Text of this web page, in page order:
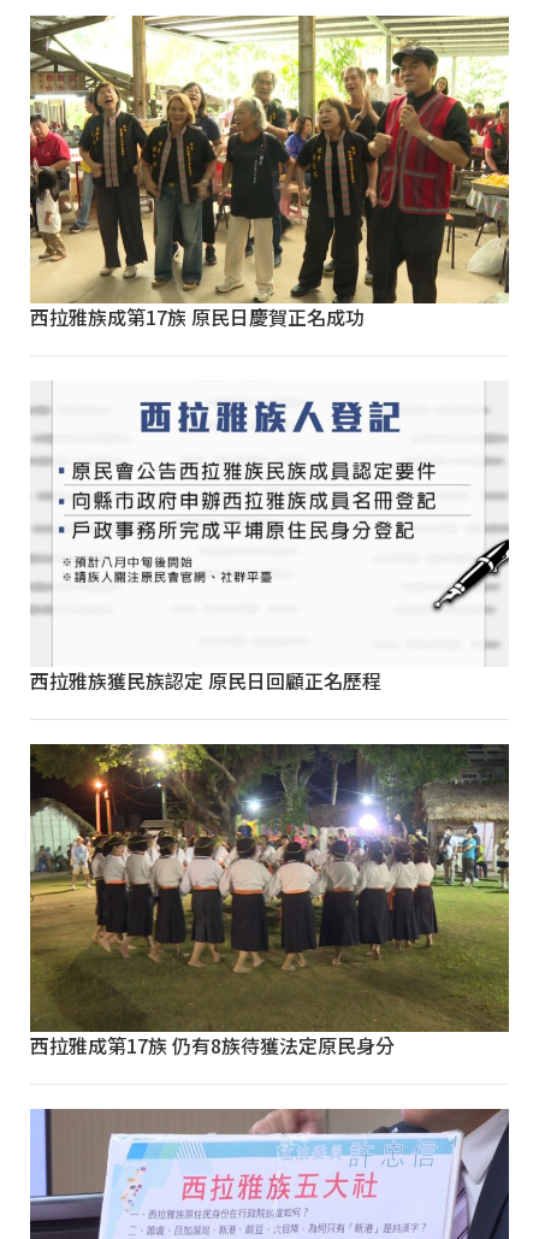
西拉雅族成第17族 原民日慶賀正名成功
西拉雅族獲民族認定 原民日回顧正名歷程
西拉雅成第17族 仍有8族待獲法定原民身分